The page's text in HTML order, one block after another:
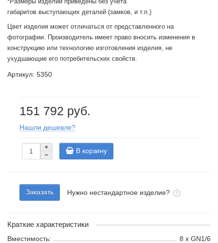
габаритов выступающих деталей (замков, и т.п.)
Цвет изделия может отличаться от представленного на
фотографии. Производитель имеет право вносить изменения в
конструкцию или технологию изготовления изделия, не
ухудшающие его потребительских свойств.
Артикул: 5350
151 792 руб.
Нашли дешевле?
В корзину
Заказать Нужно нестандартное изделие?
Краткие характеристики
Вместимость:
8 x GN1/6